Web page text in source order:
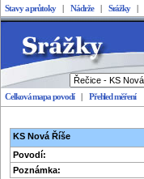
Stavy a průtoky Nádrže Srážky
Celková mapa povodí Přehled měření
KS Nová Říše
Povodí:
Poznámka: